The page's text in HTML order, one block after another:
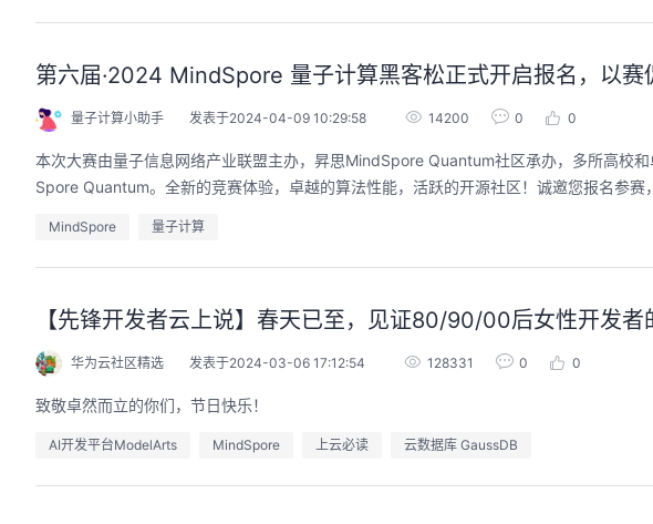
第六届·2024 MindSpore 量子计算黑客松正式开启报名，以赛
量子计算小助手 发表于2024-04-09 10:29:58 14200 0 0
本次大赛由量子信息网络产业联盟主办，昇思MindSpore Quantum社区承办，多所高校
Spore Quantum。全新的竞赛体验，卓越的算法性能，活跃的开源社区！诚邀您报名参赛
MindSpore 量子计算
【先锋开发者云上说】春天已至，见证80/90/00后女性开发者
华为云社区精选 发表于2024-03-06 17:12:54 128331 0 0
致敬卓然而立的你们，节日快乐！
AI开发平台ModelArts MindSpore 上云必读 云数据库 GaussDB